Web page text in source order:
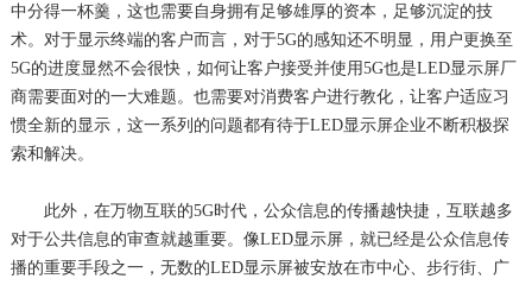
中分得一杯羹，这也需要自身拥有足够雄厚的资本，足够沉淀的技
术。对于显示终端的客户而言，对于5G的感知还不明显，用户更换至
5G的进度显然不会很快，如何让客户接受并使用5G也是LED显示屏厂
商需要面对的一大难题。也需要对消费客户进行教化，让客户适应习
惯全新的显示，这一系列的问题都有待于LED显示屏企业不断积极探
索和解决。
此外，在万物互联的5G时代，公众信息的传播越快捷，互联越多
对于公共信息的审查就越重要。像LED显示屏，就已经是公众信息传
播的重要手段之一，无数的LED显示屏被安放在市中心、步行街、广